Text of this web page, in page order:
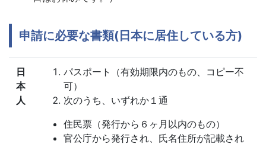
申請に必要な書類(日本に居住している方)
日
本
人
パスポート（有効期限内のもの、コピー不
可）
次のうち、いずれか１通
住民票（発行から６ヶ月以内のもの）
官公庁から発行され、氏名住所が記載され